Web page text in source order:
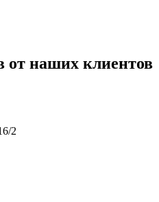
от наших клиентов
2